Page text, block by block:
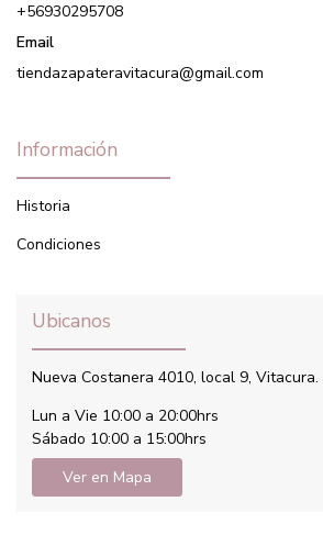
+56930295708
Email
tiendazapateravitacura@gmail.com
Información
Historia
Condiciones
Ubicanos
Nueva Costanera 4010, local 9, Vitacura.
Lun a Vie 10:00 a 20:00hrs
Sábado 10:00 a 15:00hrs
Ver en Mapa